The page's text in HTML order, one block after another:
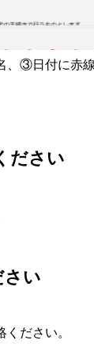
③日付に赤
ださい
い
ださい。